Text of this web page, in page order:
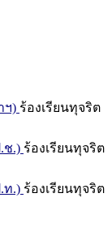
ฯ) ร้องเรียนทุจริต
ช.) ร้องเรียนทุจริต
ท.) ร้องเรียนทุจริต